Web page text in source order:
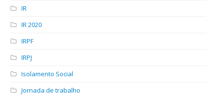
IR
IR 2020
IRPF
IRPJ
Isolamento Social
Jornada de trabalho